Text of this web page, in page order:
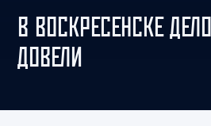
В ВОСКРЕСЕНСКЕ
ДОВЕЛИ